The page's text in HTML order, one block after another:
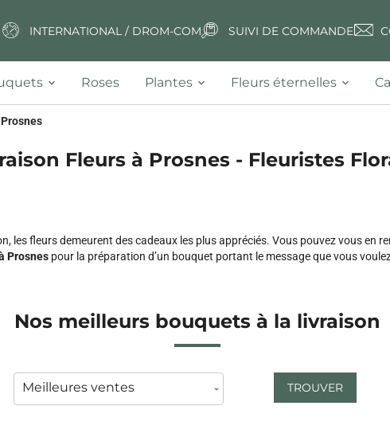
INTERNATIONAL / DROM-COM SUIVI DE COMMANDE
Roses Plantes Fleurs éternelles
Prosnes
Fleurs à Prosnes - Fleuristes
les fleurs demeurent des cadeaux les plus appréciés. Vous pouvez vous en
Prosnespour la préparation d’un bouquet portant le message que vous
Nos meilleurs bouquets à la livraison
TROUVER